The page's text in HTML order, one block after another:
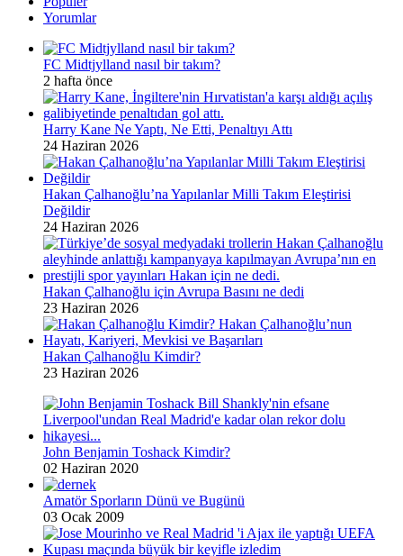
Yorumlar
FC Midtjylland nasıl bir takım?
2 hafta önce
Harry Kane Ne Yaptı, Ne Etti, Penaltıyı Attı
24 Haziran 2026
Hakan Çalhanoğlu’na Yapılanlar Milli Takım Eleştirisi
Değildir
24 Haziran 2026
Hakan Çalhanoğlu için Avrupa Basını ne dedi
23 Haziran 2026
Hakan Çalhanoğlu Kimdir?
23 Haziran 2026
John Benjamin Toshack Kimdir?
02 Haziran 2020
Amatör Sporların Dünü ve Bugünü
03 Ocak 2009